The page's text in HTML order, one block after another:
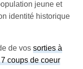
jeune et
identité historique
de vossorties à
coups de coeur